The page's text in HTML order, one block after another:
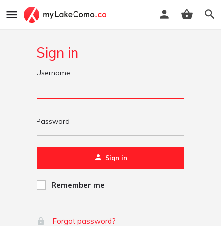
Sign in
Username
Password
Sign in
Remember me
Forgot password?